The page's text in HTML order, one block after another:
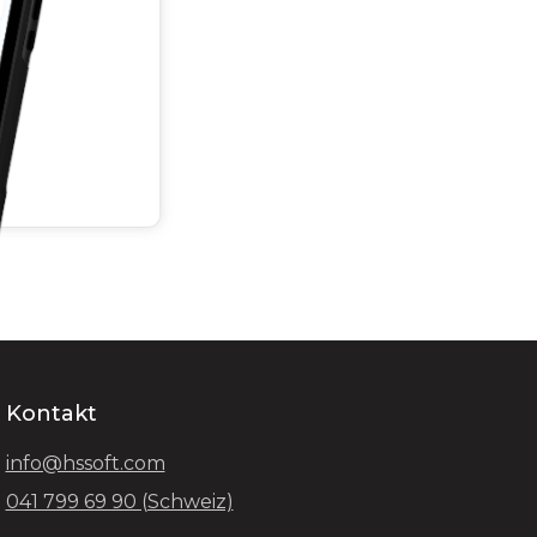
Kontakt
info@hssoft.com
041 799 69 90 (Schweiz)